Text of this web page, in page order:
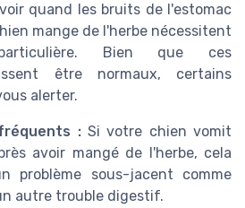
quand les bruits de l'estomac
mange de l'herbe nécessitent
Bien que ces
être normaux, certains
alerter.
:Si votre chien vomit
avoir mangé de l'herbe, cela
problème sous-jacent comme
autre trouble digestif.